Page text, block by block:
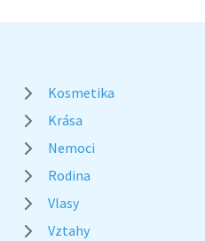
Kosmetika
Krása
Nemoci
Rodina
Vlasy
Vztahy